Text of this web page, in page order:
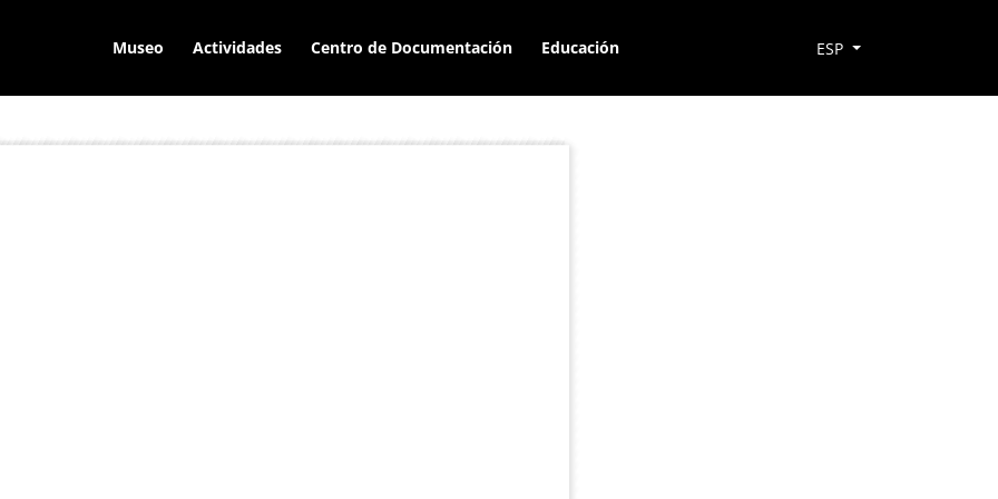
Museo Actividades Centro de Documentación Educación ESP